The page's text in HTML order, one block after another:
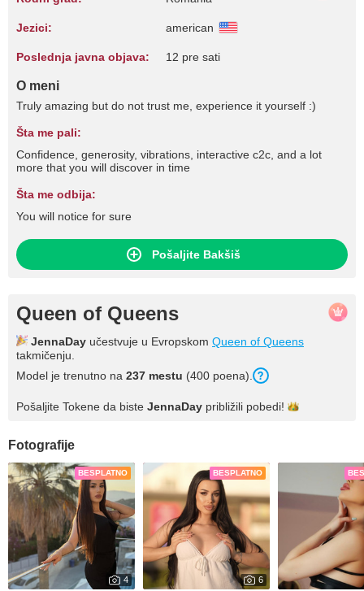
Jezici: american
Poslednja javna objava: 12 pre sati
O meni
Truly amazing but do not trust me, experience it yourself :)
Šta me pali:
Confidence, generosity, vibrations, interactive c2c, and a lot
more that you will discover in time
Šta me odbija:
You will notice for sure
Pošaljite Bakšiš
Queen of Queens
JennaDay učestvuje u Evropskom Queen of Queens
takmičenju.
Model je trenutno na 237 mestu (400 poena).
Pošaljite Tokene da biste JennaDay približili pobedi!
Fotografije
BESPLATNO
4
BESPLATNO
6